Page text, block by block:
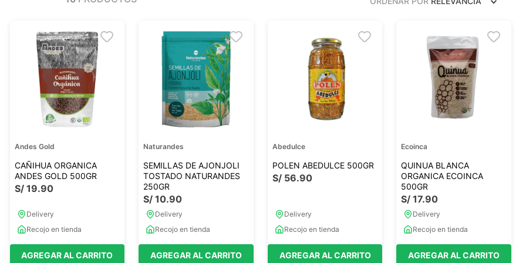
Salsas-Y-Aliños
Ver todo
Ver todo
Mantequillas-Veganas
Otras Mantequillas
Papillas y pure
Mieles
Reposteria
Golosinas Saludables
Snack keto
Snack Salados
Snack Dulces
Barritas Veganas
Barritas Naturales
Andes Gold
CAÑIHUA ORGANICA
ANDES GOLD 500GR
S/ 19.90
Delivery
Recojo en tienda
AGREGAR AL CARRITO
Naturandes
SEMILLAS DE AJONJOLI
TOSTADO NATURANDES
250GR
S/ 10.90
Delivery
Recojo en tienda
AGREGAR AL CARRITO
Abedulce
POLEN ABEDULCE 500GR
S/ 56.90
Delivery
Recojo en tienda
AGREGAR AL CARRITO
Ecoinca
QUINUA BLANCA
ORGANICA ECOINCA
500GR
S/ 17.90
Delivery
Recojo en tienda
AGREGAR AL CARRITO